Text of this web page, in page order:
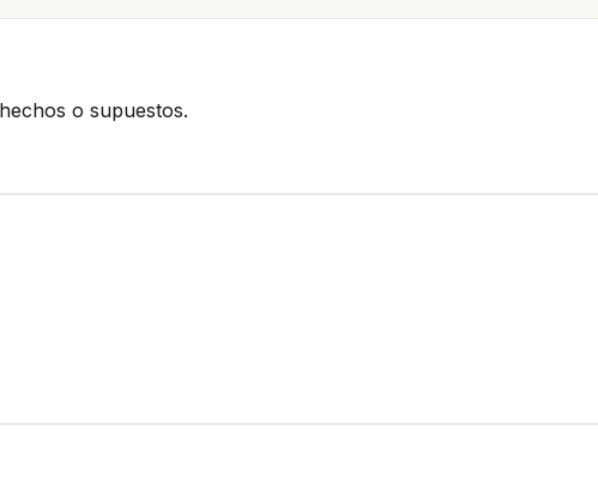
o supuestos.